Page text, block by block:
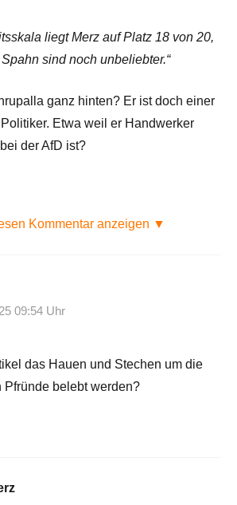
liegt Merz auf Platz 18 von 20,
sind noch unbeliebter.“
ganz hinten? Er ist doch einer
Etwa weil er Handwerker
der AfD ist?
Kommentar anzeigen ▼
09:54 Uhr
das Hauen und Stechen um die
Pfründe belebt werden?